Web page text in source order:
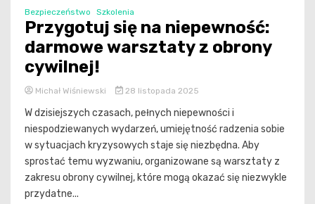
Bezpieczeństwo Szkolenia
Przygotuj się na niepewność:
darmowe warsztaty z obrony
cywilnej!
Michał Wiśniewski 28 listopada 2025
W dzisiejszych czasach, pełnych niepewności i
niespodziewanych wydarzeń, umiejętność radzenia sobie
w sytuacjach kryzysowych staje się niezbędna. Aby
sprostać temu wyzwaniu, organizowane są warsztaty z
zakresu obrony cywilnej, które mogą okazać się niezwykle
przydatne...